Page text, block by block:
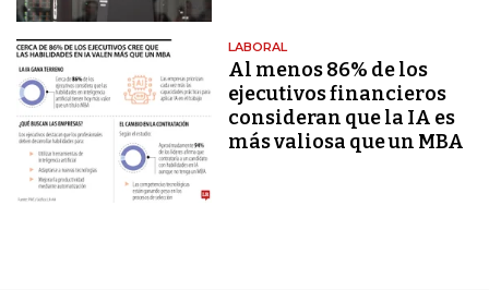
LABORAL
Al menos 86% de los
ejecutivos financieros
consideran que la IA es
más valiosa que un MBA